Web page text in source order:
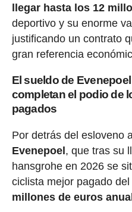
llegar hasta los 12
deportivo y su enorme
justificando un contrato
gran referencia
El sueldo de
completan el podio de
pagados
Por detrás del esloveno
Evenepoel , que tras su
hansgrohe en 2026 se
ciclista mejor pagado
millones de euros